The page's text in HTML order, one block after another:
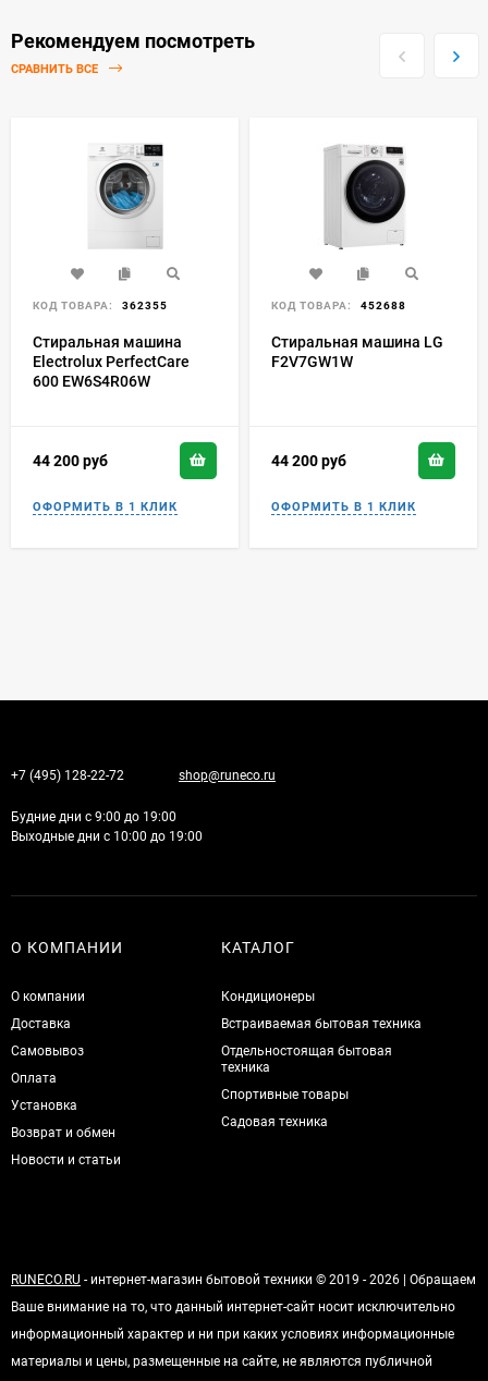
Рекомендуем посмотреть
СРАВНИТЬ ВСЕ
КОД ТОВАРА: 362355
Стиральная машина
Electrolux PerfectCare
600 EW6S4R06W
44 200руб
КОД ТОВАРА: 452688
Стиральная машина LG
F2V7GW1W
44 200руб
+7 (495) 128-22-72 shop@runeco.ru
Будние дни с 9:00 до 19:00
Выходные дни с 10:00 до 19:00
О КОМПАНИИ
О компании
Доставка
Самовывоз
Оплата
Установка
Возврат и обмен
Новости и статьи
КАТАЛОГ
Кондиционеры
Встраиваемая бытовая техника
Отдельностоящая бытовая
техника
Спортивные товары
Садовая техника
RUNECO.RU - интернет-магазин бытовой техники © 2019 - 2026 | Обращаем
Ваше внимание на то, что данный интернет-сайт носит исключительно
информационный характер и ни при каких условиях информационные
материалы и цены, размещенные на сайте, не являются публичной